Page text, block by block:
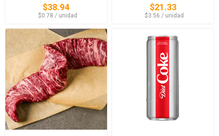
$38.94
‏‏‎ ‎‏‏‎ ‎$0.78 / unidad
$21.33
‏‏‎ ‎‏‏‎ ‎$3.56 / unidad